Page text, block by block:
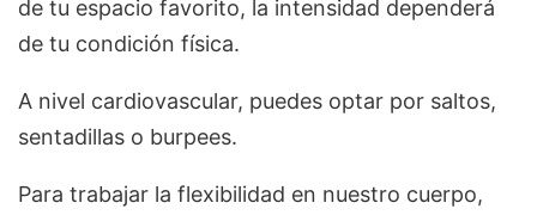
de tu espacio favorito, la intensidad dependerá
de tu condición física.
A nivel cardiovascular, puedes optar por saltos,
sentadillas o burpees.
Para trabajar la flexibilidad en nuestro cuerpo,